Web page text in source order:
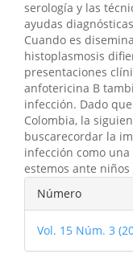
serología y las
ayudas
Cuando es
histoplasmosis
presentaciones
anfotericina B
infección. Dado
Colombia, la
buscarecordar la
infección como
estemos ante
Detalles
del
artículo
Número
Vol. 15 Núm. 3